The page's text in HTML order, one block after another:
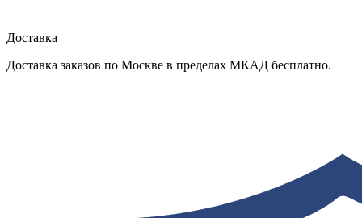
Доставка
Доставка заказов по Москве в пределах МКАД бесплатно.